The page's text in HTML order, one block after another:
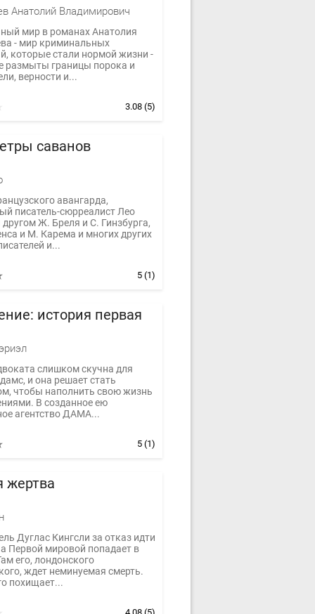
Анатолий Владимирович
мир в романах Анатолия
- мир криминальных
которые стали нормой жизни -
размыты границы порока и
верности и...
3.08(5)
саванов
авангарда,
писатель-сюрреалист Лео
Ж. Бреля и С. Гинзбурга,
и М. Карема и многих других
и...
5(1)
история первая
слишком скучна для
и она решает стать
чтобы наполнить свою жизнь
В созданное ею
агентство ДАМА...
5(1)
жертва
Дуглас Кингсли за отказ идти
Первой мировой попадает в
его, лондонского
ждет неминуемая смерть.
похищает...